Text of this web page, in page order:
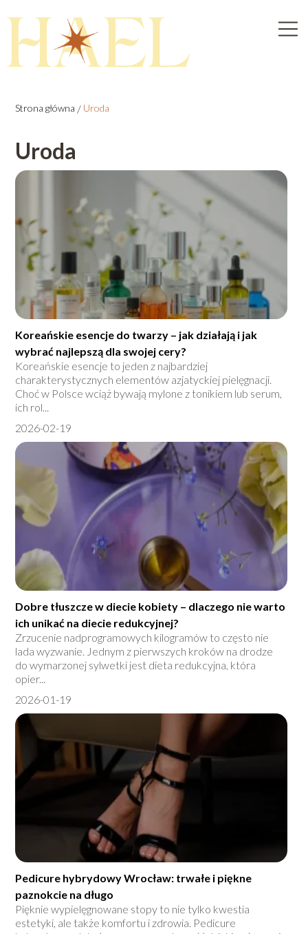
Strona główna / Uroda
Uroda
Koreańskie esencje do twarzy – jak działają i jak
wybrać najlepszą dla swojej cery?
Koreańskie esencje to jeden z najbardziej
charakterystycznych elementów azjatyckiej pielęgnacji.
Choć w Polsce wciąż bywają mylone z tonikiem lub serum,
ich rol...
2026-02-19
Dobre tłuszcze w diecie kobiety – dlaczego nie warto
ich unikać na diecie redukcyjnej?
Zrzucenie nadprogramowych kilogramów to często nie
lada wyzwanie. Jednym z pierwszych kroków na drodze
do wymarzonej sylwetki jest dieta redukcyjna, która
opier...
2026-01-19
Pedicure hybrydowy Wrocław: trwałe i piękne
paznokcie na długo
Pięknie wypielęgnowane stopy to nie tylko kwestia
estetyki, ale także komfortu i zdrowia. Pedicure